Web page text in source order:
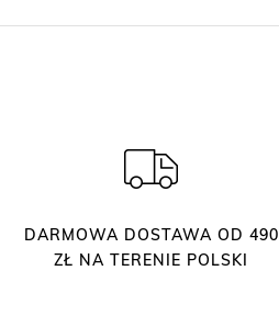
DARMOWA DOSTAWA OD 490
ZŁ NA TERENIE POLSKI